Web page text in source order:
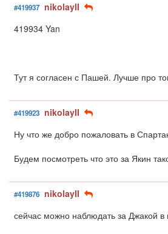
#419937 nikolayII
419934 Yan
Тут я согласен с Пашей. Лучше про
#419923 nikolayII
Ну что же добро пожаловать в
Будем посмотреть что это за Якин
#419876 nikolayII
сейчас можно наблюдать за Джакой